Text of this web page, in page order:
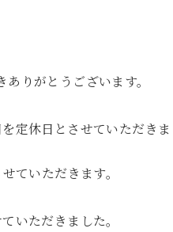
りがとうございます。
定休日とさせていただきま
ていただきます。
いただきました。